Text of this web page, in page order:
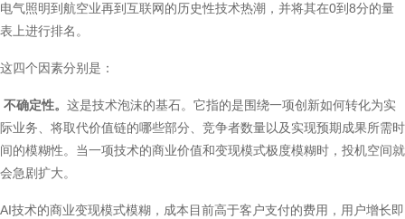
电气照明到航空业再到互联网的历史性技术热潮，并将其在0到8分的量
表上进行排名。
这四个因素分别是：
不确定性。 这是技术泡沫的基石。它指的是围绕一项创新如何转化为实
际业务、将取代价值链的哪些部分、竞争者数量以及实现预期成果所需时
间的模糊性。当一项技术的商业价值和变现模式极度模糊时，投机空间就
会急剧扩大。
AI技术的商业变现模式模糊，成本目前高于客户支付的费用，用户增长即